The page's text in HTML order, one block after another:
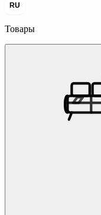
RU
Товары